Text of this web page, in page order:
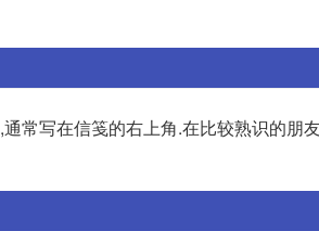
常写在信笺的右上角.在比较熟识的朋